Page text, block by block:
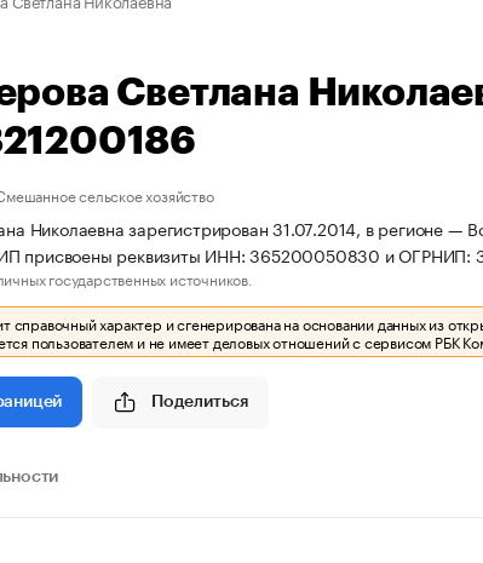
Светлана
сельское хозяйство
Николаевна зарегистрирован 31.07.2014, в регионе —
ИП присвоены реквизиты ИНН: 365200050830 и ОГРНИП:
государственных источников.
справочный характер и сгенерирована на основании данных из
пользователем и не имеет деловых отношений с сервисом РБК
Поделиться